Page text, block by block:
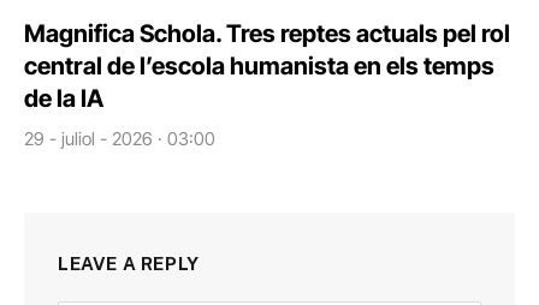
Magnifica Schola. Tres reptes actuals pel rol
central de l’escola humanista en els temps
de la IA
29 - juliol - 2026 · 03:00
LEAVE A REPLY